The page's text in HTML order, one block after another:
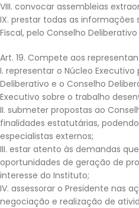
VIII. convocar assembleias
IX. prestar todas as informações
Fiscal, pelo Conselho
Art. 19. Compete aos
I. representar o Núcleo
Deliberativo e o Conselho
Executivo sobre o trabalho
II. submeter propostas ao
finalidades estatutárias,
especialistas externos;
III. estar atento às demandas
oportunidades de geração de
interesse do Instituto;
IV. assessorar o Presidente nas
negociação e realização de